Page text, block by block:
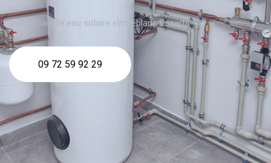
devis Chauffe eau solaire elm leblanc Essarts
09 72 59 92 29